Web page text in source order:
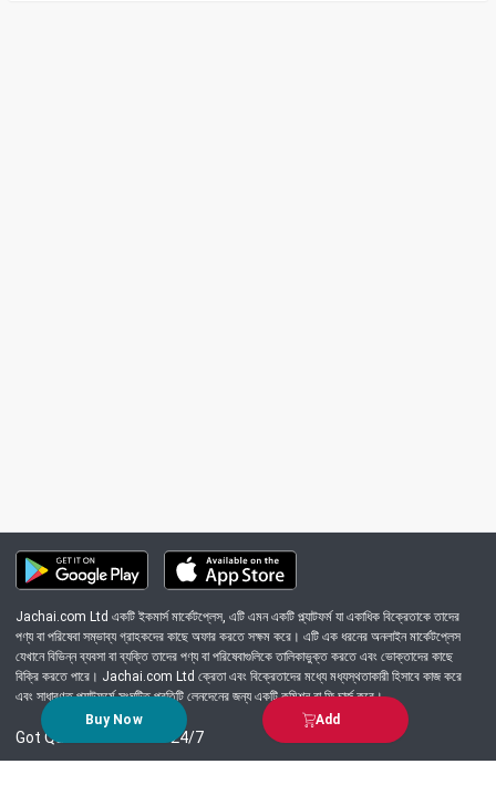
Buy Now Add
Jachai.com Ltd একটি ইকমার্স মার্কেটপ্লেস, এটি এমন একটি প্ল্যাটফর্ম যা একাধিক বিক্রেতাকে তাদের
পণ্য বা পরিষেবা সম্ভাব্য গ্রাহকদের কাছে অফার করতে সক্ষম করে। এটি এক ধরনের অনলাইন মার্কেটপ্লেস
যেখানে বিভিন্ন ব্যবসা বা ব্যক্তি তাদের পণ্য বা পরিষেবাগুলিকে তালিকাভুক্ত করতে এবং ভোক্তাদের কাছে
বিক্রি করতে পারে। Jachai.com Ltd ক্রেতা এবং বিক্রেতাদের মধ্যে মধ্যস্থতাকারী হিসাবে কাজ করে
এবং সাধারণত প্ল্যাটফর্মে সংঘটিত প্রতিটি লেনদেনের জন্য একটি কমিশন বা ফি চার্জ করে।
Got Question? Call us 24/7